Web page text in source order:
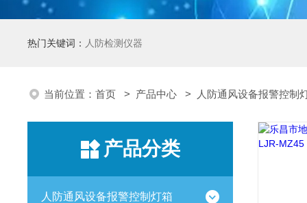
热门关键词： 人防检测仪器
当前位置： 首页 > 产品中心 > 人防通风设备报警控制
产品分类
人防通风设备报警控制灯箱